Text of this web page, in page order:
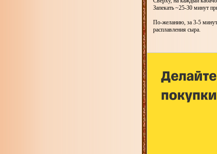
Запекать ~25-30 минут
По-желанию, за 3-5
расплавления сыра.